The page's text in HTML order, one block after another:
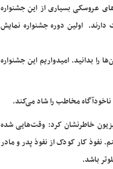
عروسکی بسیاری از این جشنواره
اولین دور‌ه جشنواره نمایش
را بدانید. امیدواریم این جشنواره
مخاطب را شاد می‌کند.
خاطرنشان کرد: وقت‌هایی شده
نفوذ کار کودک از نفوذ پدر و مادر
باشد.